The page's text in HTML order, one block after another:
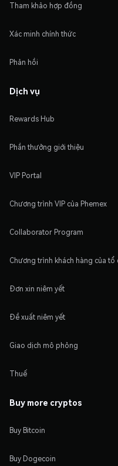
Tham khảo hợp đồng
Xác minh chính thức
Phản hồi
Dịch vụ
Rewards Hub
Phần thưởng giới thiệu
VIP Portal
Chương trình VIP của Phemex
Collaborator Program
Chương trình khách hàng của tổ
Đơn xin niêm yết
Đề xuất niêm yết
Giao dịch mô phỏng
Thuế
Buy more cryptos
Buy Bitcoin
Buy Dogecoin